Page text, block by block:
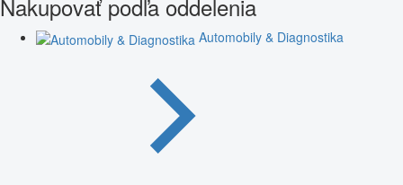
Nakupovať podľa oddelenia
Automobily & Diagnostika